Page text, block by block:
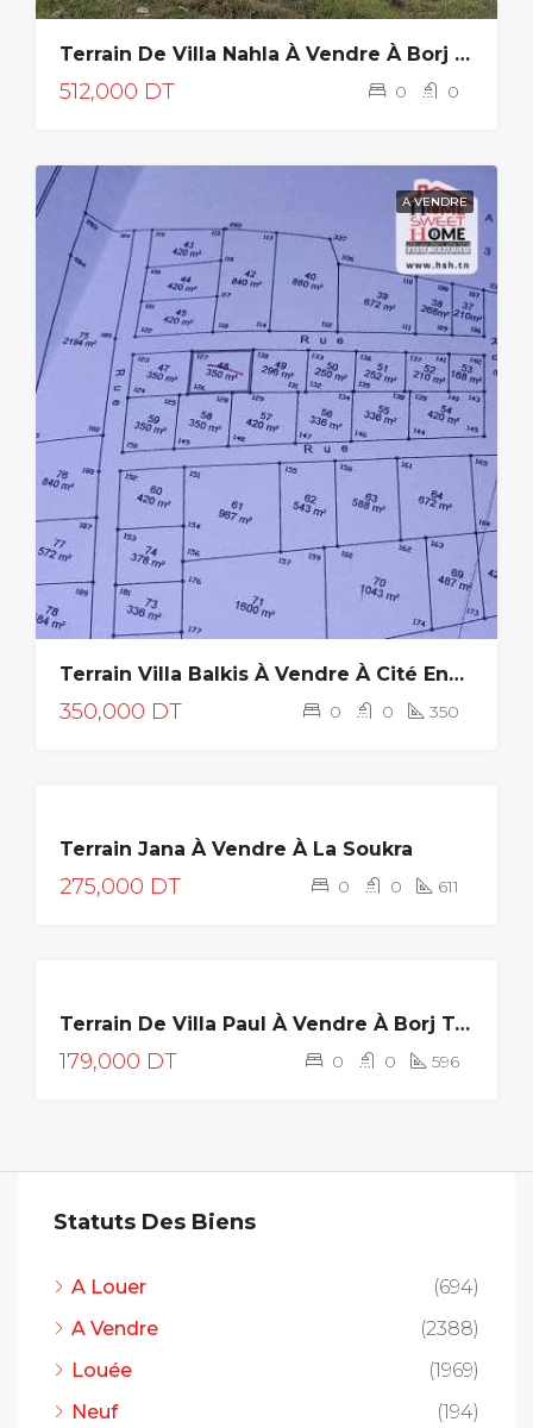
Terrain De Villa Nahla À Vendre À Borj Louzir
512,000 DT 0 0
A VENDRE
Terrain Villa Balkis À Vendre À Cité Ennasr Ariana
350,000 DT 0 0 350
VENDRE
Terrain Jana À Vendre À La Soukra
275,000 DT 0 0 611
VENDRE
Terrain De Villa Paul À Vendre À Borj Touil
179,000 DT 0 0 596
Statuts Des Biens
A Louer
(694)
A Vendre
(2388)
Louée
(1969)
Neuf
(194)